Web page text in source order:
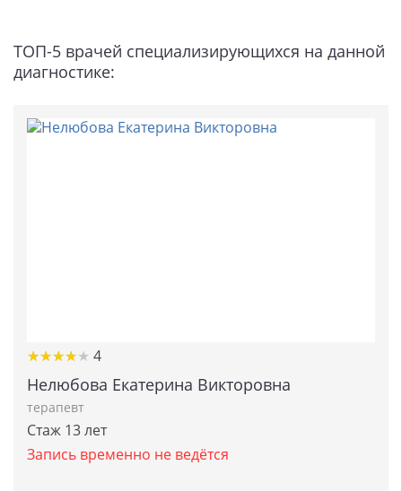
ТОП-5 врачей специализирующихся на данной
диагностике:
★★★★★
★★★★★ 4
Нелюбова Екатерина Викторовна
терапевт
Стаж 13 лет
Запись временно не ведётся